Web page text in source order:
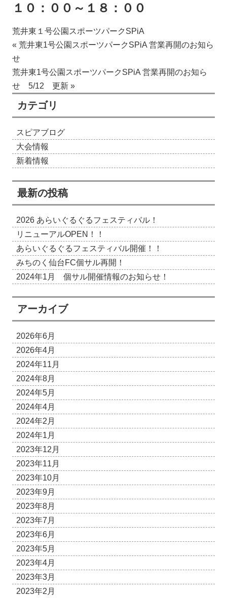
１０：００～１８：００
荒井東１号公園スポーツパークSPiA
« 荒井東1号公園スポーツパークSPiA 営業再開のお知ら
せ
荒井東1号公園スポーツパークSPiA 営業再開のお知ら
せ 5/12 更新 »
カテゴリ
スピアブログ
大会情報
新着情報
最新の投稿
2026 あらいぐるぐるフェスティバル！
リニューアルOPEN！！
あらいぐるぐるフェスティバル開催！！
みちのく仙台FC個サル再開！
2024年1月 個サル開催情報のお知らせ！
アーカイブ
2026年6月
2026年4月
2024年11月
2024年8月
2024年5月
2024年4月
2024年2月
2024年1月
2023年12月
2023年11月
2023年10月
2023年9月
2023年8月
2023年7月
2023年6月
2023年5月
2023年4月
2023年3月
2023年2月